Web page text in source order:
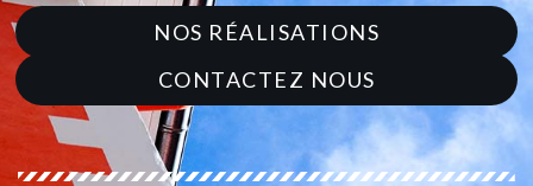
NOS RÉALISATIONS
CONTACTEZ NOUS